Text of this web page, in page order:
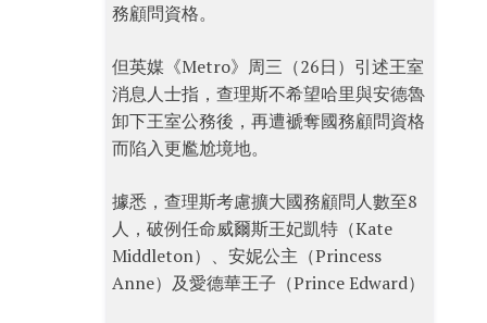
務顧問資格。
但英媒《Metro》周三（26日）引述王室
消息人士指，查理斯不希望哈里與安德魯
卸下王室公務後，再遭褫奪國務顧問資格
而陷入更尷尬境地。
據悉，查理斯考慮擴大國務顧問人數至8
人，破例任命威爾斯王妃凱特（Kate
Middleton）、安妮公主（Princess
Anne）及愛德華王子（Prince Edward）